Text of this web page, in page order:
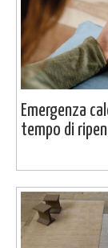
Emergenza
tempo di